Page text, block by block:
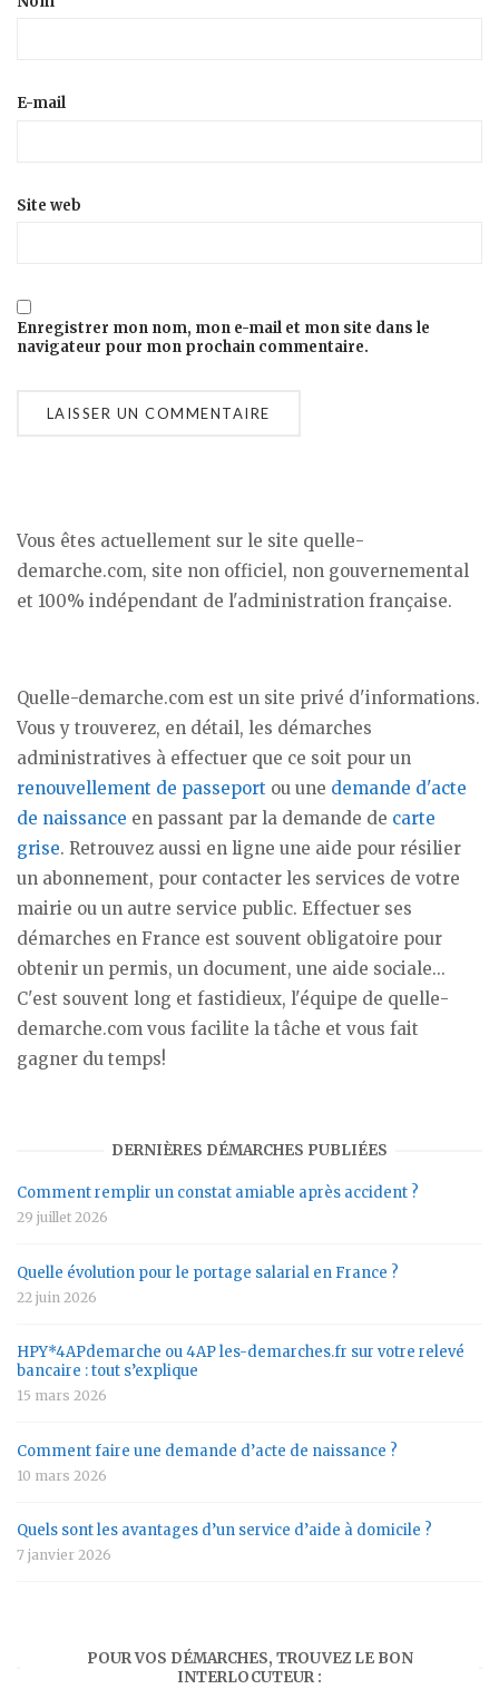
E-mail
Site web
Enregistrer mon nom, mon e-mail et mon site dans le
navigateur pour mon prochain commentaire.
Vous êtes actuellement sur le site quelle-
demarche.com, site non officiel, non gouvernemental
et 100% indépendant de l'administration française.
Quelle-demarche.com est un site privé d'informations.
Vous y trouverez, en détail, les démarches
administratives à effectuer que ce soit pour un
renouvellement de passeport ou une demande d'acte
de naissance en passant par la demande de carte
grise. Retrouvez aussi en ligne une aide pour résilier
un abonnement, pour contacter les services de votre
mairie ou un autre service public. Effectuer ses
démarches en France est souvent obligatoire pour
obtenir un permis, un document, une aide sociale...
C'est souvent long et fastidieux, l'équipe de quelle-
demarche.com vous facilite la tâche et vous fait
gagner du temps!
DERNIÈRES DÉMARCHES PUBLIÉES
Comment remplir un constat amiable après accident ?
29 juillet 2026
Quelle évolution pour le portage salarial en France ?
22 juin 2026
HPY*4APdemarche ou 4AP les-demarches.fr sur votre relevé
bancaire : tout s’explique
15 mars 2026
Comment faire une demande d’acte de naissance ?
10 mars 2026
Quels sont les avantages d’un service d’aide à domicile ?
7 janvier 2026
POUR VOS DÉMARCHES, TROUVEZ LE BON
INTERLOCUTEUR :